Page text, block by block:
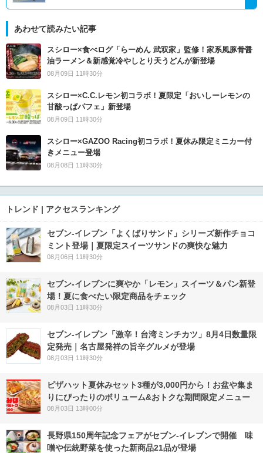
あわせて読みたい記事
スシロー×食べログ「らーめん 武双家」監修！家系風豚骨醤
油ラーメン＆新感覚冷やしとり天うどんが新登場
08月09日 11時30分
スシロー×C.C.レモン初コラボ！夏限定「おいしーレモンの
甘酸っぱパフェ」新登場
08月09日 11時30分
スシロー×GAZOO Racing初コラボ！夏休み限定ミニカー付
きメニュー登場
08月08日 11時30分
トレンド | アクセスランキング
セブン‐イレブン「よくばりサンド」シリーズ新作チョコ
ミント登場｜夏限定スイーツサンドの爽快な魅力
08月06日 11時30分
セブン‐イレブンに爽やか「レモン」スイーツ＆パン新登
場！夏に食べたい限定商品をチェック
08月03日 11時30分
セブン-イレブン「激辛！台湾ミンチカツ」8月4日数量限
定発売｜名古屋発祥の旨辛グルメが登場
08月03日 11時30分
ピザハット夏休みセット3種が3,000円から！お盆や集ま
りにぴったりのボリューム&おトクな期間限定メニュー
08月03日 13時00分
長野県150周年記念フェアがセブン-イレブンで開催 味
噌や伝統野菜を使った新商品21品が登場